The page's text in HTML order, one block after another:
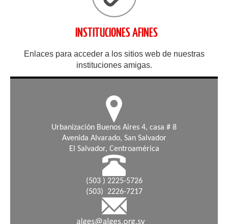
INSTITUCIONES AFINES
Enlaces para acceder a los sitios web de nuestras
instituciones amigas.
Urbanización Buenos Aires 4, casa # 8
Avenida Alvarado, San Salvador
El Salvador, Centroamérica
(503 ) 2225-5726
(503) 2226-7217